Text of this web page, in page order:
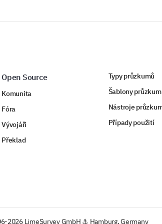
Open Source
Komunita
Fóra
Vývojáři
Překlad
Typy průzkumů
Šablony
Nástroje
Případy použití
2026 LimeSurvey GmbH ⚓ Hamburg, Germany